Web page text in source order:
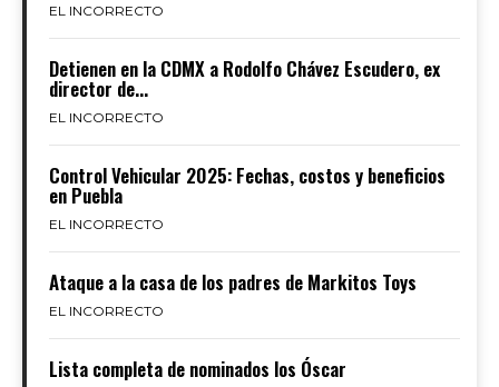
EL INCORRECTO
Detienen en la CDMX a Rodolfo Chávez Escudero, ex
director de...
EL INCORRECTO
Control Vehicular 2025: Fechas, costos y beneficios
en Puebla
EL INCORRECTO
Ataque a la casa de los padres de Markitos Toys
EL INCORRECTO
Lista completa de nominados los Óscar